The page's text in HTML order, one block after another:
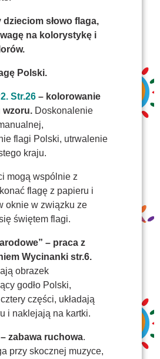
słowo flaga,
na kolorystykę i
Polski.
Str.26 – kolorowanie
wzoru. Doskonalenie
flagi Polski, utrwalenie
kraju.
mogą wspólnie z
flagę z papieru i
oknie w związku ze
świętem flagi.
– praca z
Wycinanki str.6.
obrazek
godło Polski,
części, układają
i naklejają na kartki.
– zabawa ruchowa.
przy skocznej muzyce,